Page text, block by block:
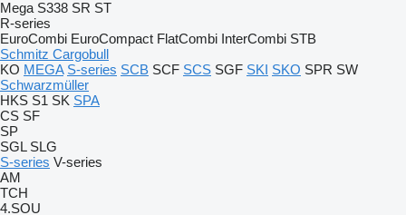
Mega S338 SR ST
R-series
EuroCombi EuroCompact FlatCombi InterCombi STB
Schmitz Cargobull
KO MEGA S-series SCB SCF SCS SGF SKI SKO SPR SW
Schwarzmüller
HKS S1 SK SPA
CS SF
SP
SGL SLG
S-series V-series
AM
TCH
4.SOU